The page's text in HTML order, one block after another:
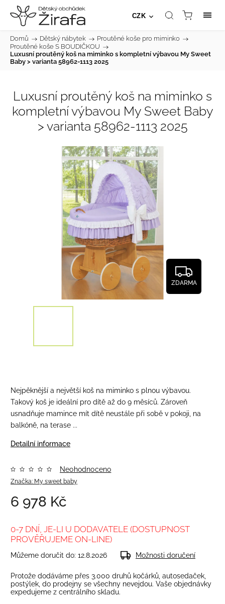
CZK
Domů / Dětský nábytek / Proutěné koše pro miminko /
Proutěné koše S BOUDIČKOU /
Luxusní proutěný koš na miminko s kompletní výbavou My Sweet
Baby > varianta 58962-1113 2025
Luxusní proutěný koš na miminko s
kompletní výbavou My Sweet Baby
> varianta 58962-1113 2025
ZDARMA
Nejpěknější a největší koš na miminko s plnou výbavou.
Takový koš je ideální pro dítě až do 9 měsíců. Zároveň
usnadňuje mamince mít dítě neustále při sobě v pokoji, na
balkóně, na terase ...
Detailní informace
Značka: My sweet baby
Neohodnoceno
6 978 Kč
0-7 DNÍ, JE-LI U DODAVATELE (DOSTUPNOST
PROVĚŘUJEME ON-LINE)
Můžeme doručit do: 12.8.2026 Možnosti doručení
Protože dodáváme přes 3.000 druhů kočárků, autosedaček,
postýlek, do prodejny se všechny nevejdou. Vaše objednávky
expedujeme z centrálního skladu.